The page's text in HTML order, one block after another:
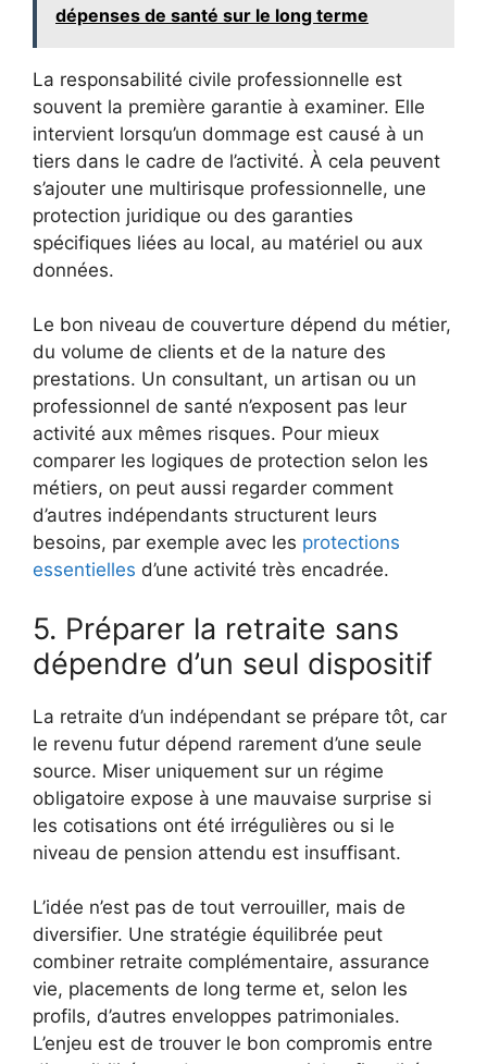
dépenses de santé sur le long terme
La responsabilité civile professionnelle est
souvent la première garantie à examiner. Elle
intervient lorsqu’un dommage est causé à un
tiers dans le cadre de l’activité. À cela peuvent
s’ajouter une multirisque professionnelle, une
protection juridique ou des garanties
spécifiques liées au local, au matériel ou aux
données.
Le bon niveau de couverture dépend du métier,
du volume de clients et de la nature des
prestations. Un consultant, un artisan ou un
professionnel de santé n’exposent pas leur
activité aux mêmes risques. Pour mieux
comparer les logiques de protection selon les
métiers, on peut aussi regarder comment
d’autres indépendants structurent leurs
besoins, par exemple avec les protections
essentielles d’une activité très encadrée.
5. Préparer la retraite sans
dépendre d’un seul dispositif
La retraite d’un indépendant se prépare tôt, car
le revenu futur dépend rarement d’une seule
source. Miser uniquement sur un régime
obligatoire expose à une mauvaise surprise si
les cotisations ont été irrégulières ou si le
niveau de pension attendu est insuffisant.
L’idée n’est pas de tout verrouiller, mais de
diversifier. Une stratégie équilibrée peut
combiner retraite complémentaire, assurance
vie, placements de long terme et, selon les
profils, d’autres enveloppes patrimoniales.
L’enjeu est de trouver le bon compromis entre